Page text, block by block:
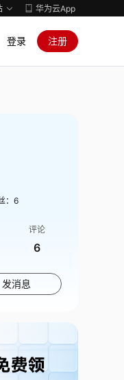
华为云App
登录 注册
： 6
评论
6
发消息